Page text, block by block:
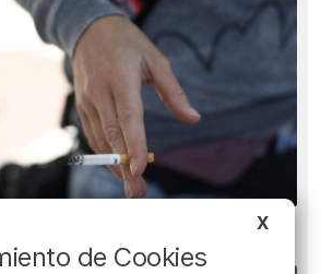
ley antitabaco: «Me han
X
de Cookies